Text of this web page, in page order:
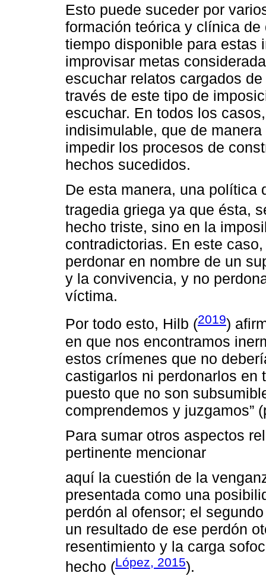
Esto puede suceder por
formación teórica y clínica
tiempo disponible para estas
improvisar metas
escuchar relatos cargados
través de este tipo de
escuchar. En todos los
indisimulable, que de
impedir los procesos de
hechos sucedidos.
De esta manera, una política
tragedia griega ya que ésta,
hecho triste, sino en la
contradictorias. En este
perdonar en nombre de un
y la convivencia, y no
víctima.
Por todo esto, Hilb (2019)
en que nos encontramos
estos crímenes que no
castigarlos ni perdonarlos en
puesto que no son
comprendemos y juzgamos”
Para sumar otros aspectos
pertinente mencionar
aquí la cuestión de la
presentada como una
perdón al ofensor; el
un resultado de ese perdón
resentimiento y la carga
hecho (López, 2015).